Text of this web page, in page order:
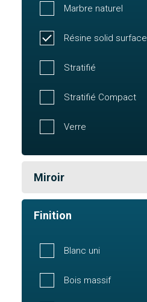
Marbre naturel
Résine solid surface
Stratifié
Stratifié Compact
Verre
Miroir
Finition
Blanc uni
Bois massif